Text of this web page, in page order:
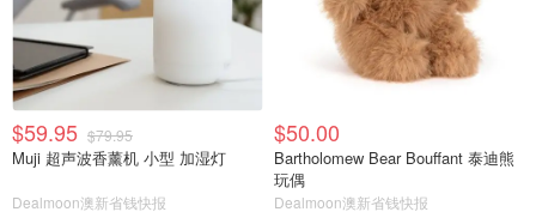
$59.95 $79.95
Muji 超声波香薰机 小型 加湿灯
Dealmoon澳新省钱快报
$50.00
Bartholomew Bear Bouffant 泰迪熊
玩偶
Dealmoon澳新省钱快报